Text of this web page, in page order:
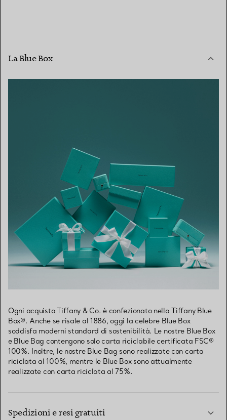
La Blue Box
Ogni acquisto Tiffany & Co. è confezionato nella Tiffany Blue
Box®. Anche se risale al 1886, oggi la celebre Blue Box
soddisfa moderni standard di sostenibilità. Le nostre Blue Box
e Blue Bag contengono solo carta riciclabile certificata FSC®
100%. Inoltre, le nostre Blue Bag sono realizzate con carta
riciclata al 100%, mentre le Blue Box sono attualmente
realizzate con carta riciclata al 75%.
Spedizioni e resi gratuiti